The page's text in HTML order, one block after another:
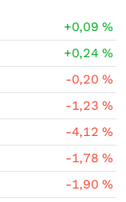
+0,09%
+0,24%
-0,20%
-1,23%
-4,12%
-1,78%
-1,90%